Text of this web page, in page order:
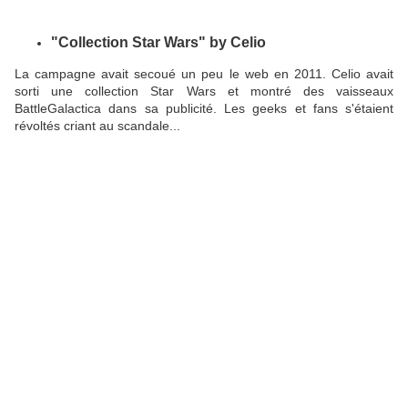
"Collection Star Wars" by Celio
La campagne avait secoué un peu le web en 2011. Celio avait
sorti une collection Star Wars et montré des vaisseaux
BattleGalactica dans sa publicité. Les geeks et fans s'étaient
révoltés criant au scandale...